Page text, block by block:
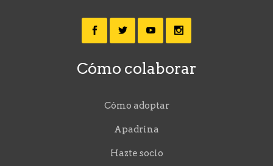
Cómo colaborar
Cómo adoptar
Apadrina
Hazte socio